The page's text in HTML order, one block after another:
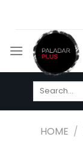
content
Search
HOME /